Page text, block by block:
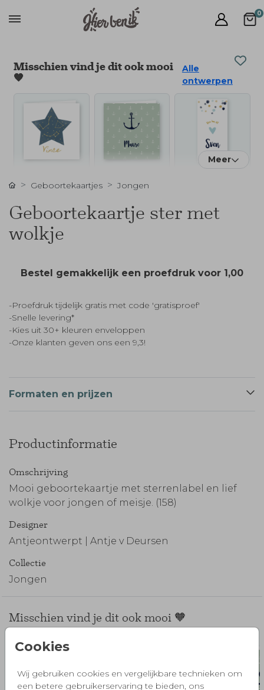
0
Cookies
Wij gebruiken cookies en vergelijkbare technieken om
een betere gebruikerservaring te bieden, ons
Misschien vind je dit ook mooi
🧡
Alle
ontwerpen
Meer
Geboortekaartjes Jongen
Geboortekaartje ster met
wolkje
Bestel gemakkelijk een proefdruk voor 1,00
-Proefdruk tijdelijk gratis met code 'gratisproef'
-Snelle levering*
-Kies uit 30+ kleuren enveloppen
-Onze klanten geven ons een 9,3!
Formaten en prijzen
Productinformatie
Omschrijving
Mooi geboortekaartje met sterrenlabel en lief
wolkje voor jongen of meisje. (158)
Designer
Antjeontwerpt | Antje v Deursen
Collectie
Jongen
Misschien vind je dit ook mooi 🧡